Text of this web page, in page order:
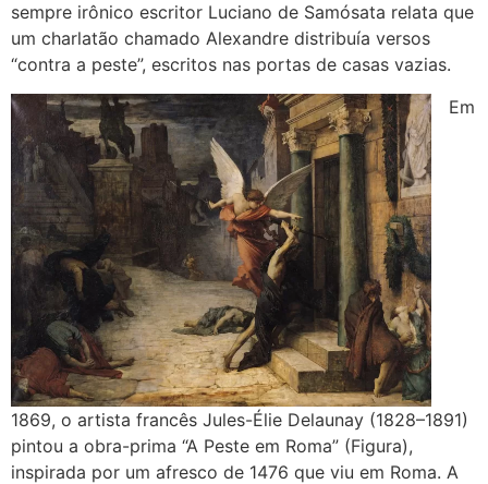
sempre irônico escritor Luciano de Samósata relata que
um charlatão chamado Alexandre distribuía versos
“contra a peste”, escritos nas portas de casas vazias.
Em
1869, o artista francês Jules-Élie Delaunay (1828–1891)
pintou a obra-prima “A Peste em Roma” (Figura),
inspirada por um afresco de 1476 que viu em Roma. A